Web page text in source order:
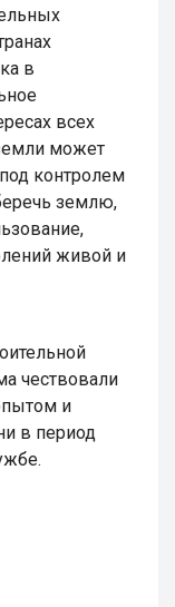
в
всех
может
контролем
землю,
живой и
чествовали
и
в период